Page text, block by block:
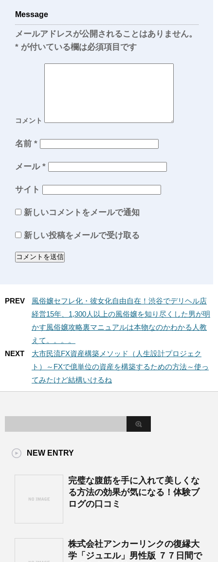
Message
メールアドレスが公開されることはありません。
* が付いている欄は必須項目です
コメント
名前 *
メール *
サイト
新しいコメントをメールで通知
新しい投稿をメールで受け取る
PREV
風俗嬢セフレ化・彼女化自由自在！渋谷でデリヘル店
経営15年、1,300人以上の風俗嬢を知り尽くした男が明
かす風俗嬢攻略裏マニュアルは本物なのかわかる人教
えて。。。。
NEXT
大市民流FX資産構築メソッド（人生設計プロジェク
ト）～FXで億単位の資産を構築するための方法～使っ
てみたけど結構いけるね
NEW ENTRY
完璧な腹筋を手に入れて美しくな
る方法の効果が気になる！体験ブ
ログの口コミ
株式会社アンカーリンクの復縁大
学「ジュエル」男性版 ７７日間で